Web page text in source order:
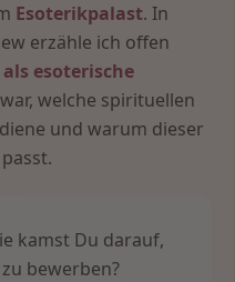
Esoterikpalast. In
erzähle ich offen
als esoterische
welche spirituellen
und warum dieser
kamst Du darauf,
bewerben?